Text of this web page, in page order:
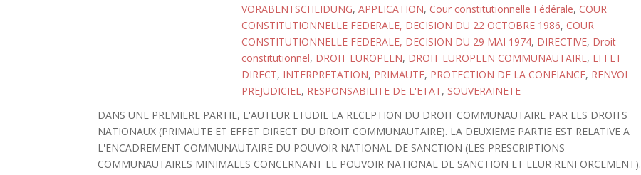
VORABENTSCHEIDUNG, APPLICATION, Cour constitutionnelle Fédérale, COUR
CONSTITUTIONNELLE FEDERALE, DECISION DU 22 OCTOBRE 1986, COUR
CONSTITUTIONNELLE FEDERALE, DECISION DU 29 MAI 1974, DIRECTIVE, Droit
constitutionnel, DROIT EUROPEEN, DROIT EUROPEEN COMMUNAUTAIRE, EFFET
DIRECT, INTERPRETATION, PRIMAUTE, PROTECTION DE LA CONFIANCE, RENVOI
PREJUDICIEL, RESPONSABILITE DE L'ETAT, SOUVERAINETE
DANS UNE PREMIERE PARTIE, L'AUTEUR ETUDIE LA RECEPTION DU DROIT COMMUNAUTAIRE PAR LES DROITS
NATIONAUX (PRIMAUTE ET EFFET DIRECT DU DROIT COMMUNAUTAIRE). LA DEUXIEME PARTIE EST RELATIVE A
L'ENCADREMENT COMMUNAUTAIRE DU POUVOIR NATIONAL DE SANCTION (LES PRESCRIPTIONS
COMMUNAUTAIRES MINIMALES CONCERNANT LE POUVOIR NATIONAL DE SANCTION ET LEUR RENFORCEMENT).